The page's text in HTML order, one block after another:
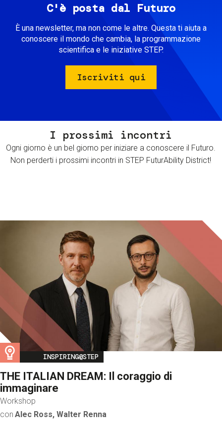
C'è posta dal Futuro
È una newsletter, ma non come le altre. Questa ti aiuta a
conoscere il mondo che cambia, la programmazione
scientifica e le iniziative STEP.
Iscriviti qui
I prossimi incontri
Ogni giorno è un bel giorno per iniziare a conoscere il Futuro.
Non perderti i prossimi incontri in STEP FuturAbility District!
Image
INSPIRING@STEP
THE ITALIAN DREAM: Il coraggio di
immaginare
Workshop
con Alec Ross, Walter Renna